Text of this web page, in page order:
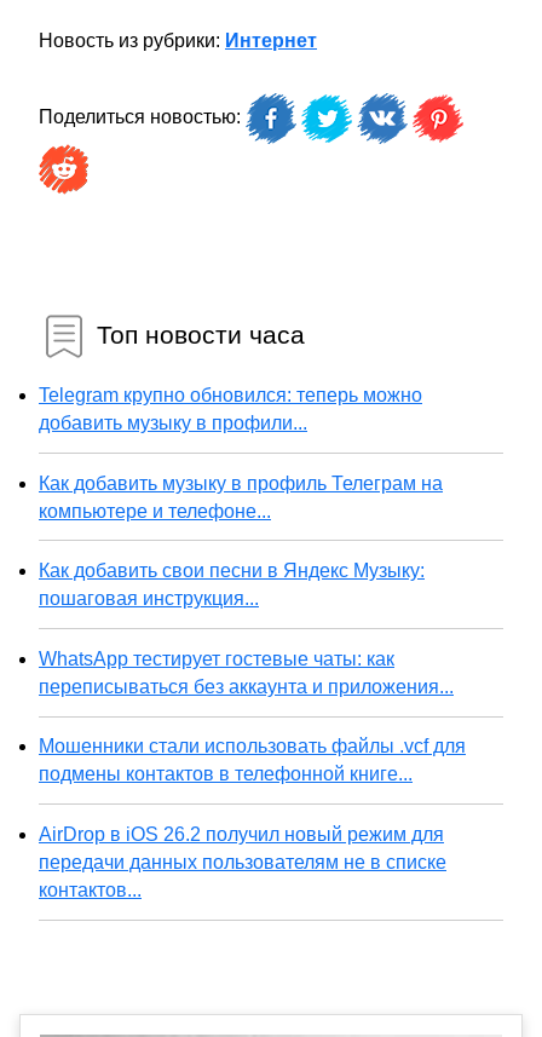
Новость из рубрики: Интернет
Поделиться новостью:
Топ новости часа
Telegram крупно обновился: теперь можно
добавить музыку в профили...
Как добавить музыку в профиль Телеграм на
компьютере и телефоне...
Как добавить свои песни в Яндекс Музыку:
пошаговая инструкция...
WhatsApp тестирует гостевые чаты: как
переписываться без аккаунта и приложения...
Мошенники стали использовать файлы .vcf для
подмены контактов в телефонной книге...
AirDrop в iOS 26.2 получил новый режим для
передачи данных пользователям не в списке
контактов...